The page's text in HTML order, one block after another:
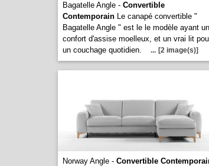
Bagatelle Angle - Convertible
Contemporain Le canapé convertible "
Bagatelle Angle " est le le modèle ayant un
confort d'assise moelleux, et un vrai lit
un couchage quotidien.
... [2 image(s)]
Norway Angle - Convertible